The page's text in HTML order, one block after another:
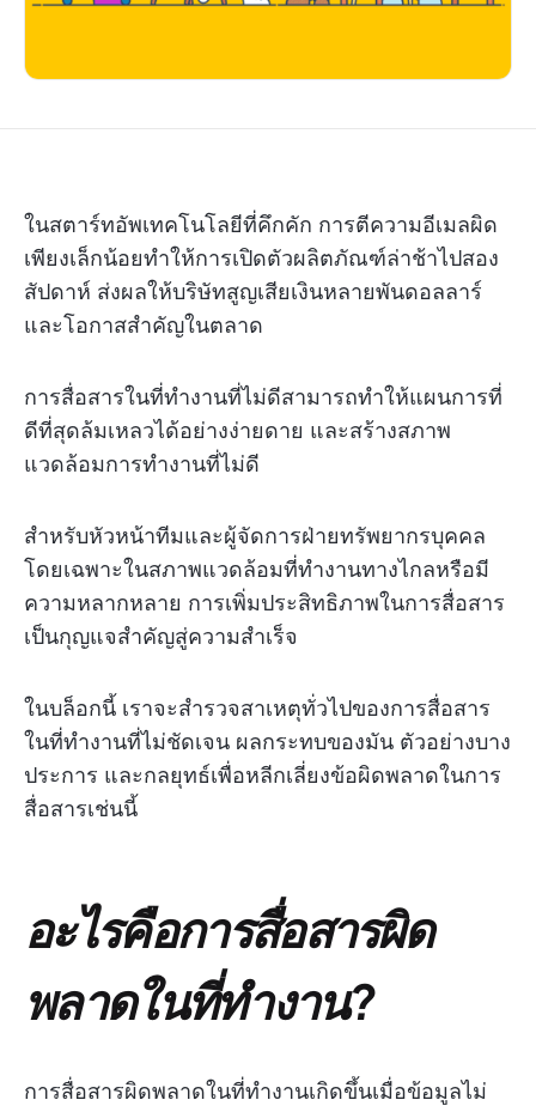
ในสตาร์ทอัพเทคโนโลยีที่คึกคัก การตีความอีเมลผิด
เพียงเล็กน้อยทำให้การเปิดตัวผลิตภัณฑ์ล่าช้าไปสอง
สัปดาห์ ส่งผลให้บริษัทสูญเสียเงินหลายพันดอลลาร์
และโอกาสสำคัญในตลาด
การสื่อสารในที่ทำงานที่ไม่ดีสามารถทำให้แผนการที่
ดีที่สุดล้มเหลวได้อย่างง่ายดาย และสร้างสภาพ
แวดล้อมการทำงานที่ไม่ดี
สำหรับหัวหน้าทีมและผู้จัดการฝ่ายทรัพยากรบุคคล
โดยเฉพาะในสภาพแวดล้อมที่ทำงานทางไกลหรือมี
ความหลากหลาย การเพิ่มประสิทธิภาพในการสื่อสาร
เป็นกุญแจสำคัญสู่ความสำเร็จ
ในบล็อกนี้ เราจะสำรวจสาเหตุทั่วไปของการสื่อสาร
ในที่ทำงานที่ไม่ชัดเจน ผลกระทบของมัน ตัวอย่างบาง
ประการ และกลยุทธ์เพื่อหลีกเลี่ยงข้อผิดพลาดในการ
สื่อสารเช่นนี้
อะไรคือการสื่อสารผิด
พลาดในที่ทำงาน?
การสื่อสารผิดพลาดในที่ทำงานเกิดขึ้นเมื่อข้อมูลไม่